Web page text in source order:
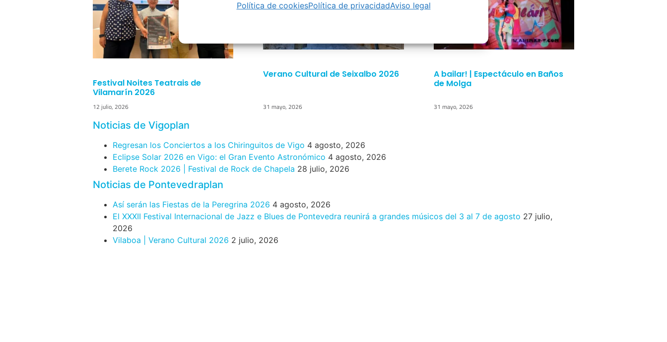
Política de cookiesPolítica de privacidadAviso legal
Festival Noites Teatrais de
Vilamarín 2026
12 julio, 2026
Verano Cultural de Seixalbo 2026
31 mayo, 2026
A bailar! | Espectáculo en Baños
de Molga
31 mayo, 2026
Noticias de Vigoplan
Regresan los Conciertos a los Chiringuitos de Vigo 4 agosto, 2026
Eclipse Solar 2026 en Vigo: el Gran Evento Astronómico 4 agosto, 2026
Berete Rock 2026 | Festival de Rock de Chapela 28 julio, 2026
Noticias de Pontevedraplan
Así serán las Fiestas de la Peregrina 2026 4 agosto, 2026
El XXXII Festival Internacional de Jazz e Blues de Pontevedra reunirá a grandes músicos del 3 al 7 de agosto 27 julio,
2026
Vilaboa | Verano Cultural 2026 2 julio, 2026